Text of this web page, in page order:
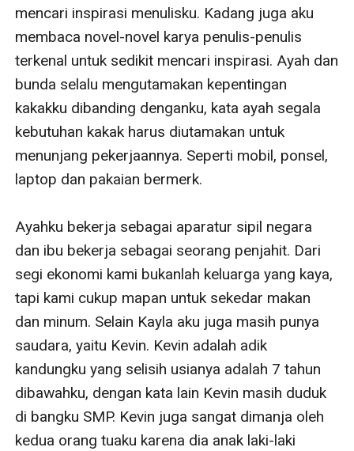
mencari inspirasi menulisku. Kadang juga aku
membaca novel-novel karya penulis-penulis
terkenal untuk sedikit mencari inspirasi. Ayah dan
bunda selalu mengutamakan kepentingan
kakakku dibanding denganku, kata ayah segala
kebutuhan kakak harus diutamakan untuk
menunjang pekerjaannya. Seperti mobil, ponsel,
laptop dan pakaian bermerk.
Ayahku bekerja sebagai aparatur sipil negara
dan ibu bekerja sebagai seorang penjahit. Dari
segi ekonomi kami bukanlah keluarga yang kaya,
tapi kami cukup mapan untuk sekedar makan
dan minum. Selain Kayla aku juga masih punya
saudara, yaitu Kevin. Kevin adalah adik
kandungku yang selisih usianya adalah 7 tahun
dibawahku, dengan kata lain Kevin masih duduk
di bangku SMP. Kevin juga sangat dimanja oleh
kedua orang tuaku karena dia anak laki-laki